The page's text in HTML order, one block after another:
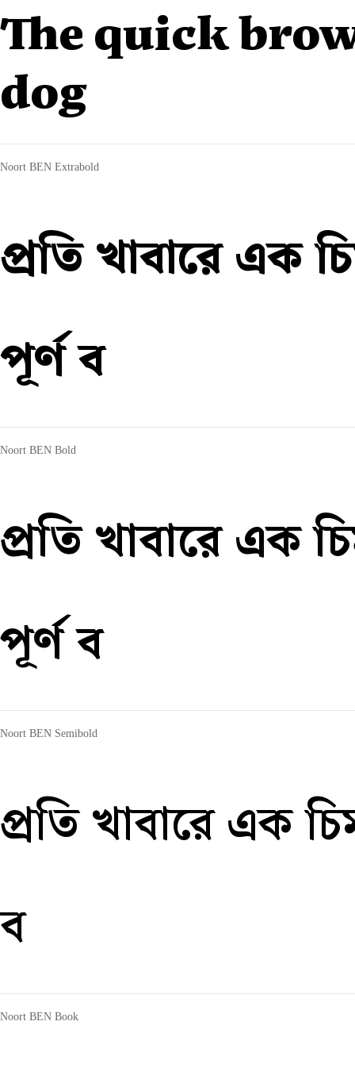
The quick
dog
Noort BEN Extrabold
প্রতি খাবারে এক
পূর্ণ ব
Noort BEN Bold
প্রতি খাবারে এক
পূর্ণ ব
Noort BEN Semibold
প্রতি খাবারে এক
ব
Noort BEN Book